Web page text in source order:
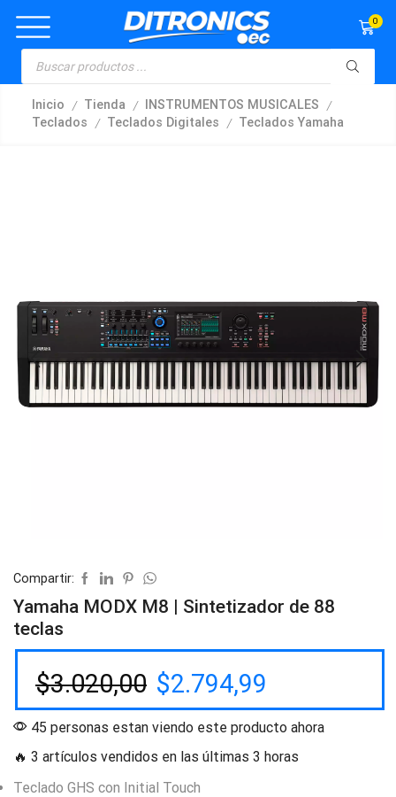
0
Inicio / Tienda / INSTRUMENTOS MUSICALES /
Teclados / Teclados Digitales / Teclados Yamaha
Compartir:
Yamaha MODX M8 | Sintetizador de 88
teclas
$3.020,00 $2.794,99
45 personas estan viendo este producto ahora
🔥 3 artículos vendidos en las últimas 3 horas
Teclado GHS con Initial Touch